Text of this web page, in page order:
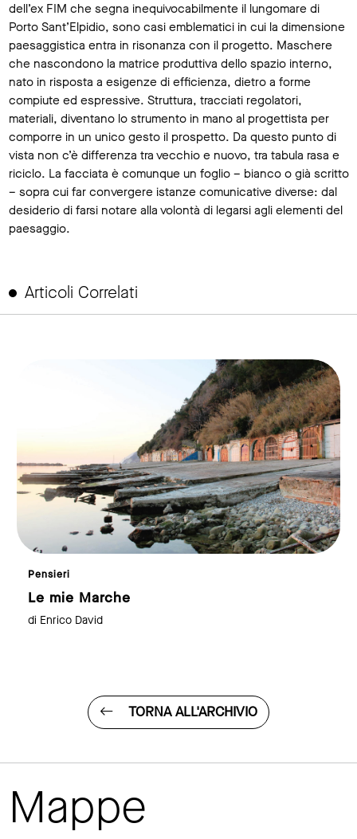
dell’ex FIM che segna inequivocabilmente il lungomare di
Porto Sant’Elpidio, sono casi emblematici in cui la dimensione
paesaggistica entra in risonanza con il progetto. Maschere
che nascondono la matrice produttiva dello spazio interno,
nato in risposta a esigenze di efficienza, dietro a forme
compiute ed espressive. Struttura, tracciati regolatori,
materiali, diventano lo strumento in mano al progettista per
comporre in un unico gesto il prospetto. Da questo punto di
vista non c’è differenza tra vecchio e nuovo, tra tabula rasa e
riciclo. La facciata è comunque un foglio – bianco o già scritto
– sopra cui far convergere istanze comunicative diverse: dal
desiderio di farsi notare alla volontà di legarsi agli elementi del
paesaggio.
Articoli Correlati
Pensieri
Le mie Marche
di Enrico David
link to page
TORNA ALL'ARCHIVIO
Mappe